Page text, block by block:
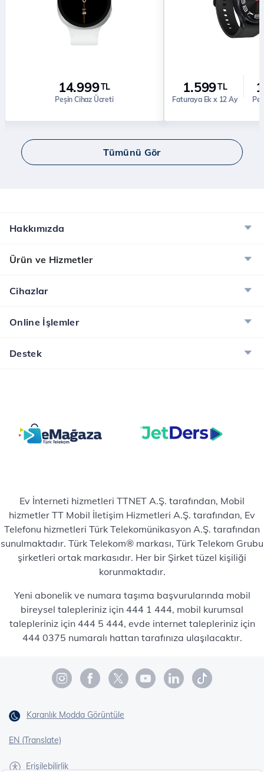
14.999TL
Peşin Cihaz Ücreti
1.599TL
Faturaya Ek x 12 Ay
Tümünü Gör
Hakkımızda
Ürün ve Hizmetler
Cihazlar
Online İşlemler
Destek
Ev İnterneti hizmetleri TTNET A.Ş. tarafından, Mobil
hizmetler TT Mobil İletişim Hizmetleri A.Ş. tarafından, Ev
Telefonu hizmetleri Türk Telekomünikasyon A.Ş. tarafından
sunulmaktadır. Türk Telekom® markası, Türk Telekom Grubu
şirketleri ortak markasıdır. Her bir Şirket tüzel kişiliği
korunmaktadır.
Yeni abonelik ve numara taşıma başvurularında mobil
bireysel talepleriniz için 444 1 444, mobil kurumsal
talepleriniz için 444 5 444, evde internet talepleriniz için
444 0375 numaralı hattan tarafınıza ulaşılacaktır.
Karanlık Modda Görüntüle
EN (Translate)
Erişilebilirlik